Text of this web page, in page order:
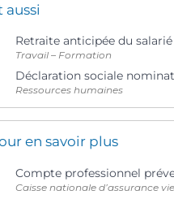
aussi
Retraite anticipée du
Travail – Formation
Déclaration sociale
Ressources humaines
en savoir plus
Compte professionnel
Caisse nationale d’assurance